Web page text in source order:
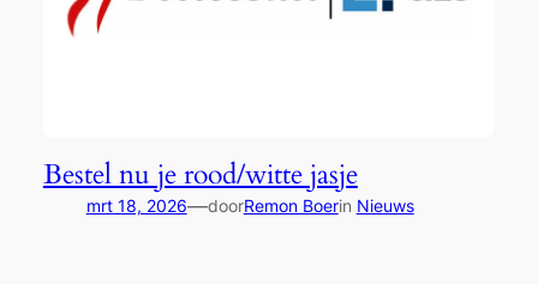
Bestel nu je rood/witte jasje
mrt 18, 2026—doorRemon Boerin Nieuws